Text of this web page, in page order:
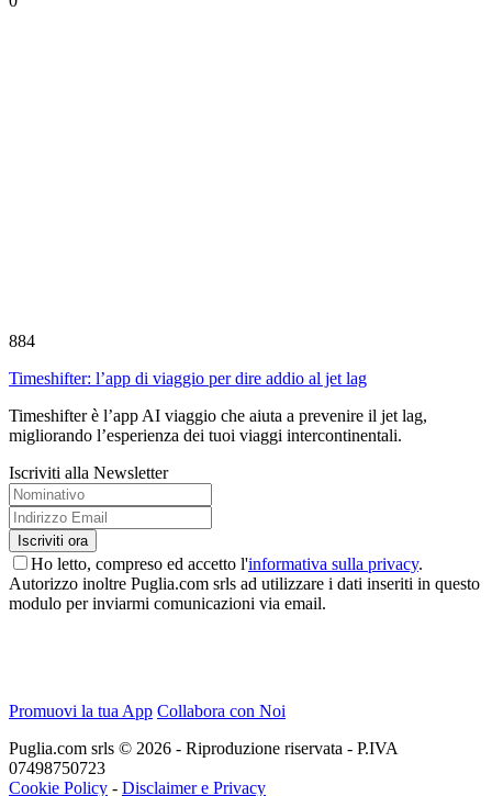
884
Timeshifter: l’app di viaggio per dire addio al jet lag
Timeshifter è l’app AI viaggio che aiuta a prevenire il jet lag,
migliorando l’esperienza dei tuoi viaggi intercontinentali.
Iscriviti alla Newsletter
Ho letto, compreso ed accetto l'informativa sulla privacy.
Autorizzo inoltre Puglia.com srls ad utilizzare i dati inseriti in questo
modulo per inviarmi comunicazioni via email.
Promuovi la tua App Collabora con Noi
Puglia.com srls © 2026 - Riproduzione riservata - P.IVA
07498750723
Cookie Policy - Disclaimer e Privacy